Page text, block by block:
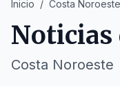
Inicio / Costa Noroeste
Noticias
Costa Noroeste